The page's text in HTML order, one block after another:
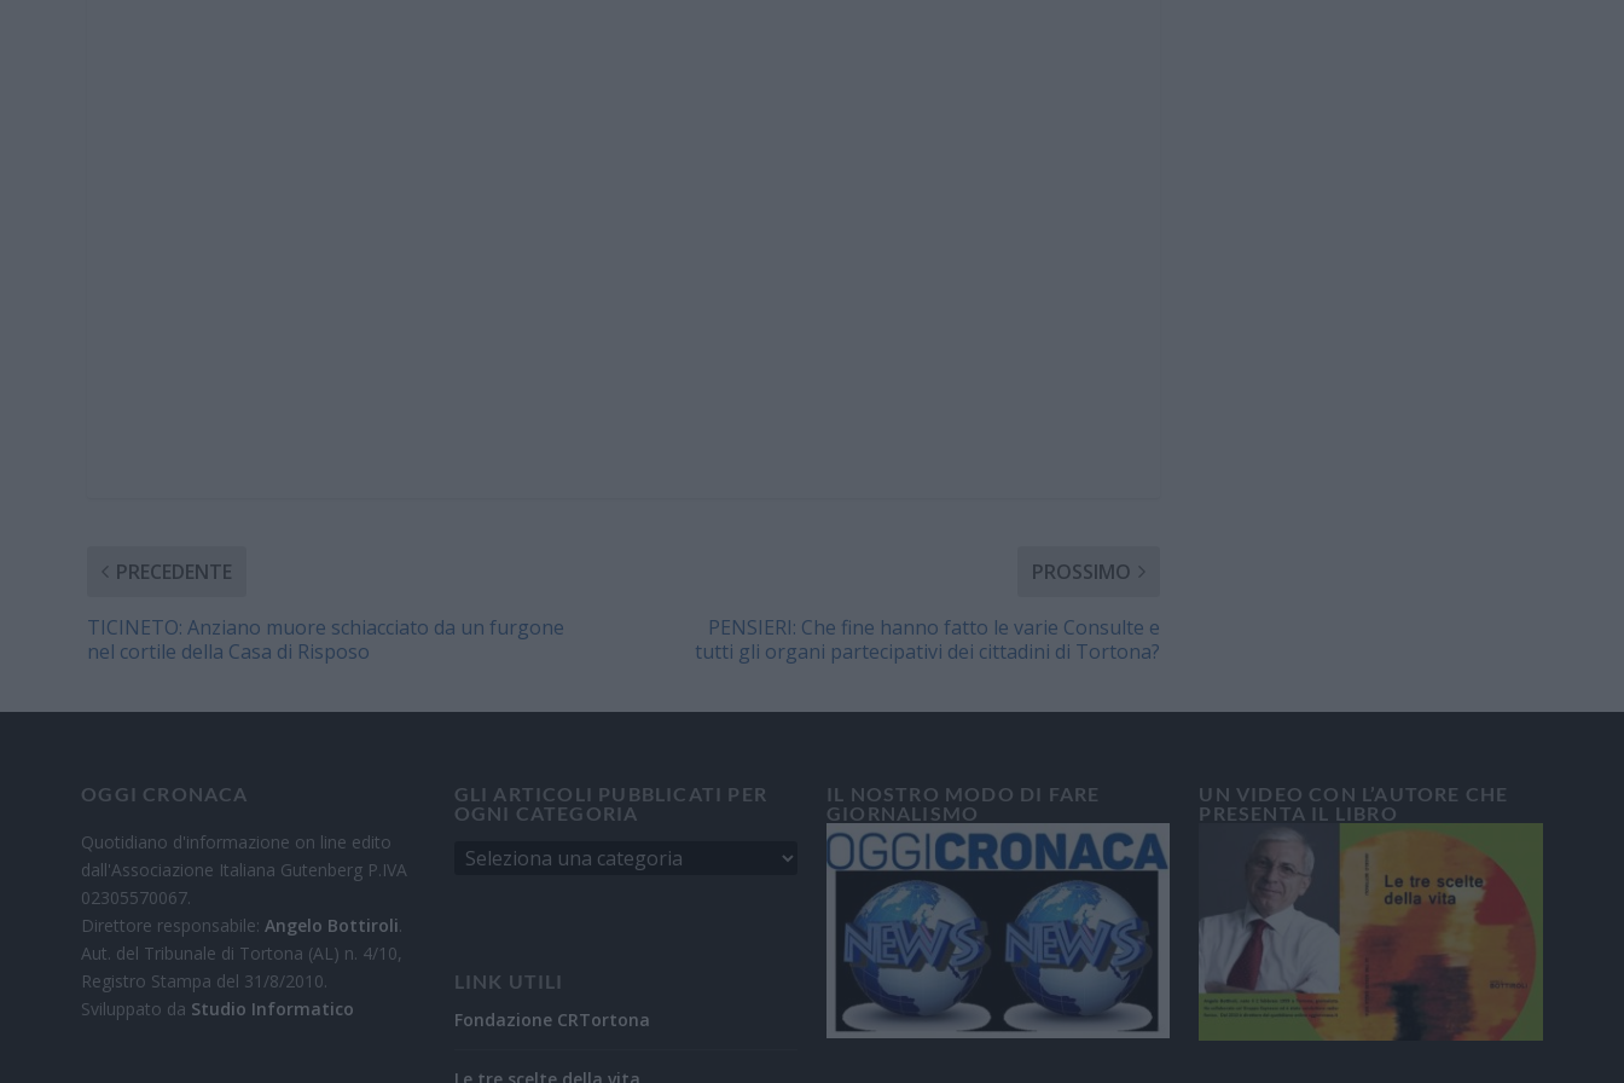
PRECEDENTE
TICINETO: Anziano muore schiacciato da un furgone
nel cortile della Casa di Risposo
PROSSIMO
PENSIERI: Che fine hanno fatto le varie Consulte e
tutti gli organi partecipativi dei cittadini di Tortona?
OGGI CRONACA
Quotidiano d'informazione on line edito
dall'Associazione Italiana Gutenberg P.IVA
02305570067.
Direttore responsabile:Angelo Bottiroli.
Aut. del Tribunale di Tortona (AL) n. 4/10,
Registro Stampa del 31/8/2010.
Sviluppato da Studio Informatico
GLI ARTICOLI PUBBLICATI PER
OGNI CATEGORIA
LINK UTILI
Fondazione CRTortona
IL NOSTRO MODO DI FARE
GIORNALISMO
UN VIDEO CON L’AUTORE CHE
PRESENTA IL LIBRO